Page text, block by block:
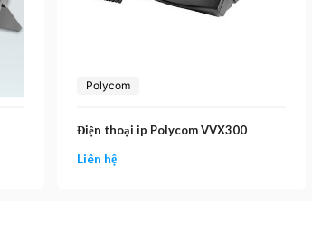
Polycom
Điện thoại ip Polycom VVX300
Liên hệ